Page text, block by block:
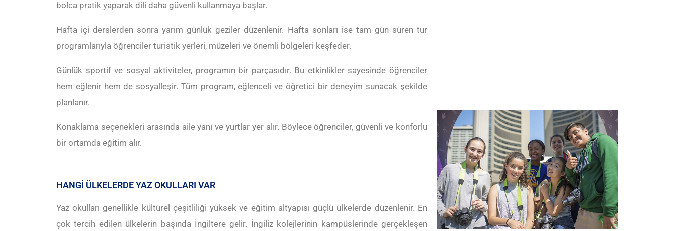
bolca pratik yaparak dili daha güvenli kullanmaya başlar.
Hafta içi derslerden sonra yarım günlük geziler düzenlenir. Hafta sonları ise tam gün süren tur
programlarıyla öğrenciler turistik yerleri, müzeleri ve önemli bölgeleri keşfeder.
Günlük sportif ve sosyal aktiviteler, programın bir parçasıdır. Bu etkinlikler sayesinde öğrenciler
hem eğlenir hem de sosyalleşir. Tüm program, eğlenceli ve öğretici bir deneyim sunacak şekilde
planlanır.
Konaklama seçenekleri arasında aile yanı ve yurtlar yer alır. Böylece öğrenciler, güvenli ve konforlu
bir ortamda eğitim alır.
HANGİ ÜLKELERDE YAZ OKULLARI VAR
Yaz okulları genellikle kültürel çeşitliliği yüksek ve eğitim altyapısı güçlü ülkelerde düzenlenir. En
çok tercih edilen ülkelerin başında İngiltere gelir. İngiliz kolejlerinin kampüslerinde gerçekleşen